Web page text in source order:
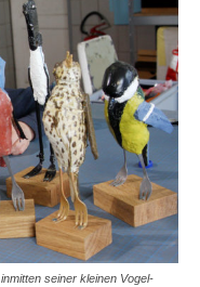
seiner kleinen Vogel-